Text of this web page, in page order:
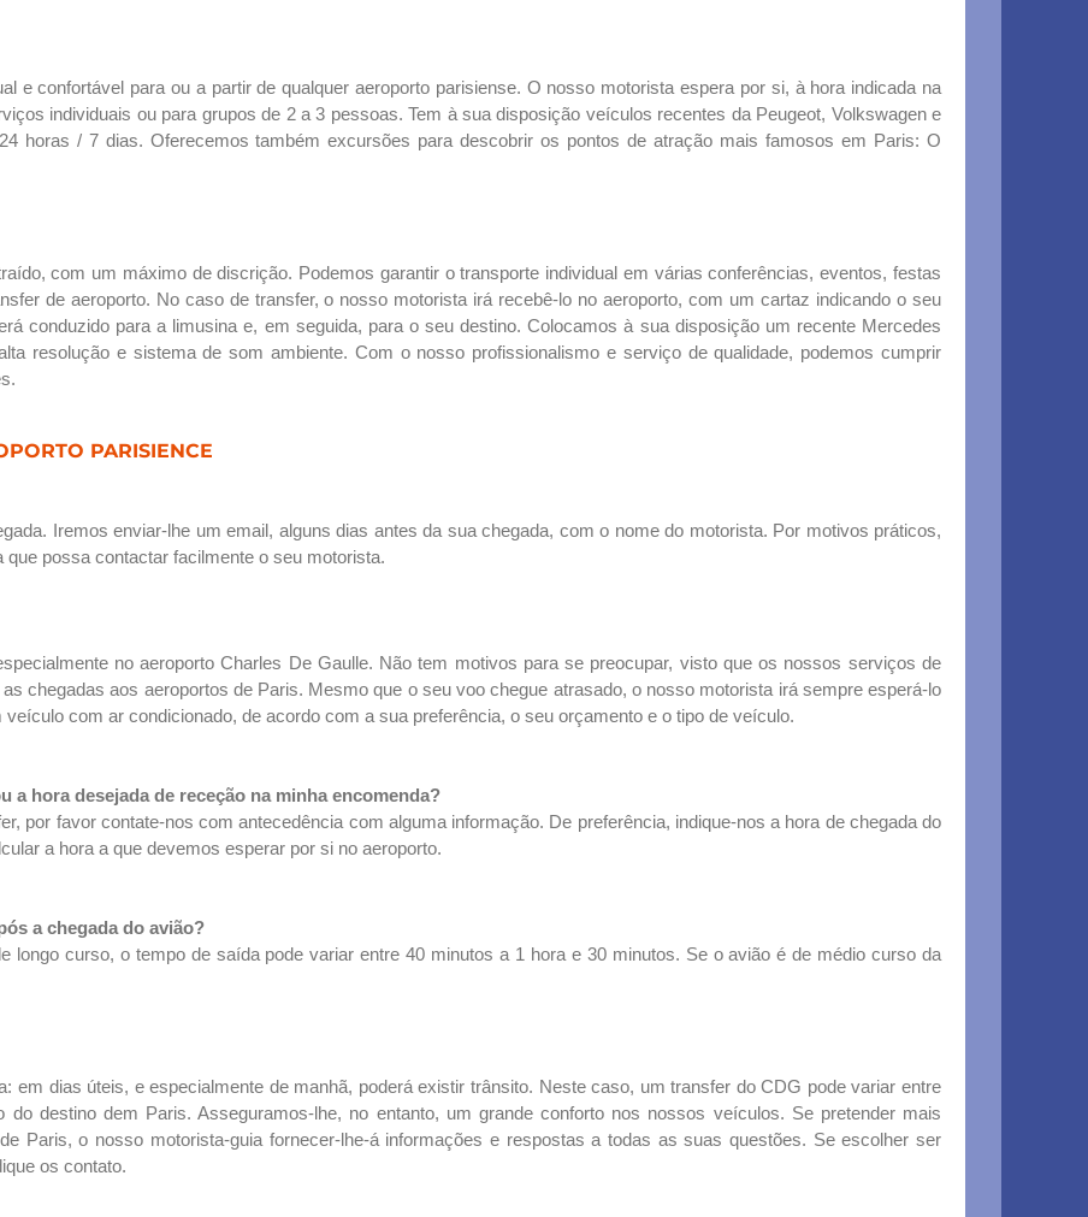
e confortável para ou a partir de qualquer aeroporto parisiense. O nosso motorista espera por si, à hora indicada na
individuais ou para grupos de 2 a 3 pessoas. Tem à sua disposição veículos recentes da Peugeot, Volkswagen e
horas / 7 dias. Oferecemos também excursões para descobrir os pontos de atração mais famosos em Paris: O
com um máximo de discrição. Podemos garantir o transporte individual em várias conferências, eventos, festas
de aeroporto. No caso de transfer, o nosso motorista irá recebê-lo no aeroporto, com um cartaz indicando o seu
conduzido para a limusina e, em seguida, para o seu destino. Colocamos à sua disposição um recente Mercedes
resolução e sistema de som ambiente. Com o nosso profissionalismo e serviço de qualidade, podemos cumprir
PARISIENCE
Iremos enviar-lhe um email, alguns dias antes da sua chegada, com o nome do motorista. Por motivos práticos,
possa contactar facilmente o seu motorista.
no aeroporto Charles De Gaulle. Não tem motivos para se preocupar, visto que os nossos serviços de
chegadas aos aeroportos de Paris. Mesmo que o seu voo chegue atrasado, o nosso motorista irá sempre esperá-lo
com ar condicionado, de acordo com a sua preferência, o seu orçamento e o tipo de veículo.
a hora desejada de receção na minha encomenda?
por favor contate-nos com antecedência com alguma informação. De preferência, indique-nos a hora de chegada do
a hora a que devemos esperar por si no aeroporto.
a chegada do avião?
longo curso, o tempo de saída pode variar entre 40 minutos a 1 hora e 30 minutos. Se o avião é de médio curso da
em dias úteis, e especialmente de manhã, poderá existir trânsito. Neste caso, um transfer do CDG pode variar entre
destino dem Paris. Asseguramos-lhe, no entanto, um grande conforto nos nossos veículos. Se pretender mais
Paris, o nosso motorista-guia fornecer-lhe-á informações e respostas a todas as suas questões. Se escolher ser
os contato.